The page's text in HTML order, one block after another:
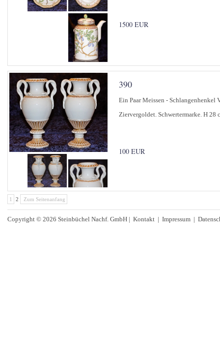
1500 EUR
390
Ein Paar Meissen - Schlangenhenkel
Ziervergoldet. Schwertermarke. H 28
100 EUR
1 2 Zum Seitenanfang
Copyright © 2026 Steinbüchel Nachf. GmbH | Kontakt | Impressum |